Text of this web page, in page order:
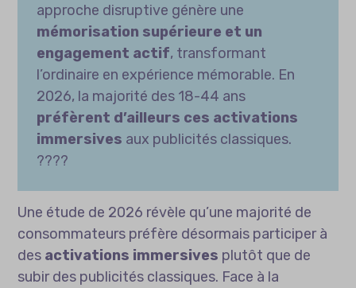
approche disruptive génère une
mémorisation supérieure et un
engagement actif, transformant
l’ordinaire en expérience mémorable. En
2026, la majorité des 18-44 ans
préfèrent d’ailleurs ces activations
immersives aux publicités classiques.
????
Une étude de 2026 révèle qu’une majorité de
consommateurs préfère désormais participer à
des activations immersives plutôt que de
subir des publicités classiques. Face à la